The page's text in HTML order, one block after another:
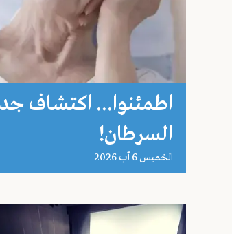
اطمئنوا... اكتشاف
السرطان!
الخميس 6 آب 2026